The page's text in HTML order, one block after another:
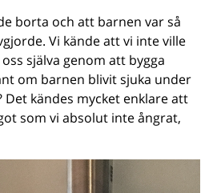
borta och att barnen var så
Vi kände att vi inte ville
själva genom att bygga
om barnen blivit sjuka under
Det kändes mycket enklare att
som vi absolut inte ångrat,